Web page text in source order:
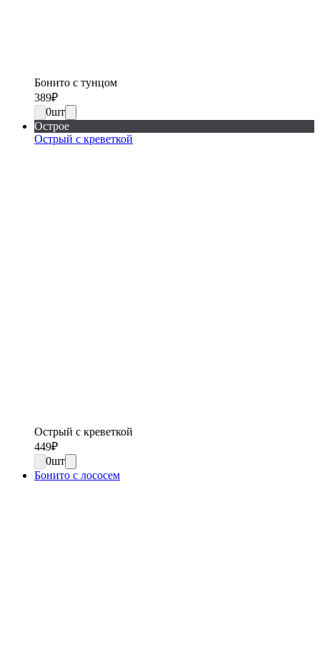
Бонито с тунцом
389₽
0шт
Острое
Острый с креветкой
Острый с креветкой
449₽
0шт
Бонито с лососем